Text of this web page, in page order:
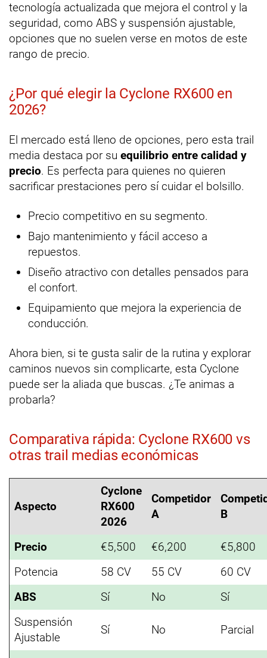
tecnología actualizada que mejora el control y la
seguridad, como ABS y suspensión ajustable,
opciones que no suelen verse en motos de este
rango de precio.
¿Por qué elegir la Cyclone RX600 en
2026?
El mercado está lleno de opciones, pero esta trail
media destaca por su equilibrio entre calidad y
precio. Es perfecta para quienes no quieren
sacrificar prestaciones pero sí cuidar el bolsillo.
Precio competitivo en su segmento.
Bajo mantenimiento y fácil acceso a
repuestos.
Diseño atractivo con detalles pensados para
el confort.
Equipamiento que mejora la experiencia de
conducción.
Ahora bien, si te gusta salir de la rutina y explorar
caminos nuevos sin complicarte, esta Cyclone
puede ser la aliada que buscas. ¿Te animas a
probarla?
Comparativa rápida: Cyclone RX600 vs
otras trail medias económicas
Aspecto
Cyclone
RX600
2026
Competidor
A
B
Precio €5,500 €6,200
€5,800
Potencia
58 CV 55 CV
60 CV
ABS
Sí No
Sí
Suspensión
Ajustable
Sí No Parcial